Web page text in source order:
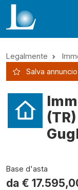
Legalmente
Salva annuncio
Base d'asta
da €